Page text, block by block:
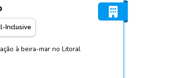
Inclusive
à beira-mar no Litoral